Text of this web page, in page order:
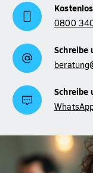
0800
Schreibe
Schreibe